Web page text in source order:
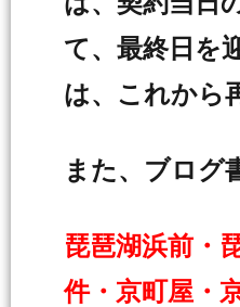
て、最終日を
は、これから
また、ブログ
琵琶湖浜前・
件・京町屋・